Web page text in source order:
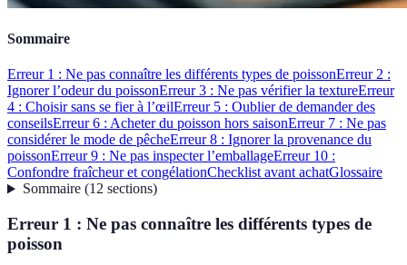
Sommaire
Erreur 1 : Ne pas connaître les différents types de poissonErreur 2 :
Ignorer l’odeur du poissonErreur 3 : Ne pas vérifier la textureErreur
4 : Choisir sans se fier à l’œilErreur 5 : Oublier de demander des
conseilsErreur 6 : Acheter du poisson hors saisonErreur 7 : Ne pas
considérer le mode de pêcheErreur 8 : Ignorer la provenance du
poissonErreur 9 : Ne pas inspecter l’emballageErreur 10 :
Confondre fraîcheur et congélationChecklist avant achatGlossaire
Sommaire(12 sections)
Erreur 1 : Ne pas connaître les différents types de
poisson